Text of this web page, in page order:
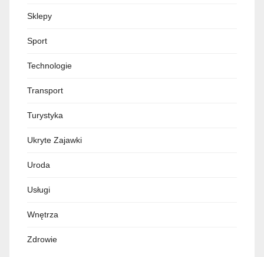
Sklepy
Sport
Technologie
Transport
Turystyka
Ukryte Zajawki
Uroda
Usługi
Wnętrza
Zdrowie